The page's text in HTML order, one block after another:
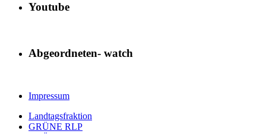
Youtube
Abgeordneten- watch
Impressum
Landtagsfraktion
GRÜNE RLP